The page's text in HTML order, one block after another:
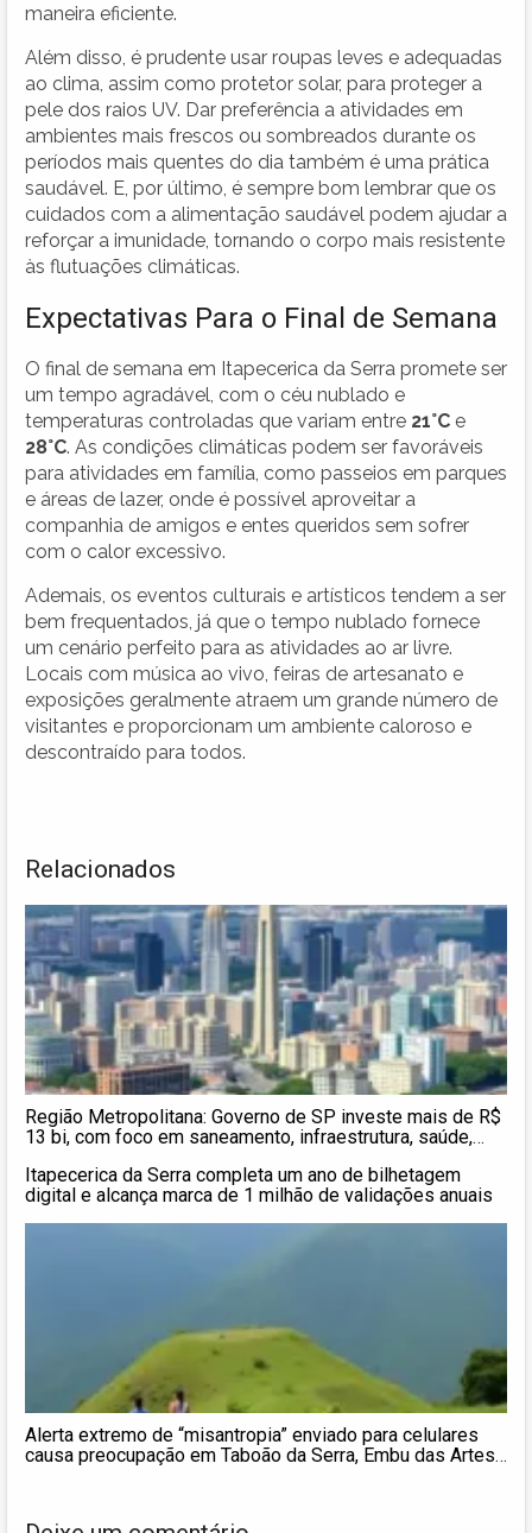
maneira eficiente.
Além disso, é prudente usar roupas leves e adequadas
ao clima, assim como protetor solar, para proteger a
pele dos raios UV. Dar preferência a atividades em
ambientes mais frescos ou sombreados durante os
períodos mais quentes do dia também é uma prática
saudável. E, por último, é sempre bom lembrar que os
cuidados com a alimentação saudável podem ajudar a
reforçar a imunidade, tornando o corpo mais resistente
às flutuações climáticas.
Expectativas Para o Final de Semana
O final de semana em Itapecerica da Serra promete ser
um tempo agradável, com o céu nublado e
temperaturas controladas que variam entre 21°C e
28°C. As condições climáticas podem ser favoráveis
para atividades em família, como passeios em parques
e áreas de lazer, onde é possível aproveitar a
companhia de amigos e entes queridos sem sofrer
com o calor excessivo.
Ademais, os eventos culturais e artísticos tendem a ser
bem frequentados, já que o tempo nublado fornece
um cenário perfeito para as atividades ao ar livre.
Locais com música ao vivo, feiras de artesanato e
exposições geralmente atraem um grande número de
visitantes e proporcionam um ambiente caloroso e
descontraído para todos.
Relacionados
Região Metropolitana: Governo de SP investe mais de R$
13 bi, com foco em saneamento, infraestrutura, saúde,
Itapecerica da Serra completa um ano de bilhetagem
digital e alcança marca de 1 milhão de validações anuais
Alerta extremo de “misantropia” enviado para celulares
causa preocupação em Taboão da Serra, Embu das Artes